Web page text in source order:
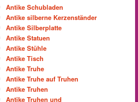
Antike Schubladen
Antike silberne Kerzenständer
Antike Silberplatte
Antike Statuen
Antike Stühle
Antike Tisch
Antike Truhe
Antike Truhe auf Truhen
Antike Truhen
Antike Truhen und